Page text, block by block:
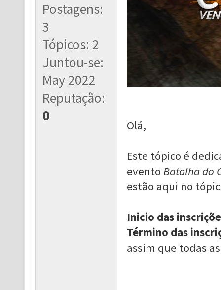
Postagens:
3
Tópicos: 2
Juntou-se:
May 2022
Reputação:
0
Olá,
Este tópico é
evento Batalha do
estão aqui no
Inicio das
Término das
assim que todas